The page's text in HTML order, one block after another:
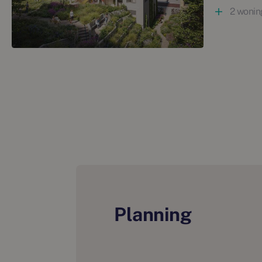
stadsnatuur. Hibi haalt de natuur letterlijk naar je
niveaus en kleine waterpartijen geven een mooie
dingen, zoals sporten, barbecueën of tuinieren. Echt
De bestaande parken en monumenten geven sfeer,
flaneren langs het water. Of je nu geniet van een
2
Planning